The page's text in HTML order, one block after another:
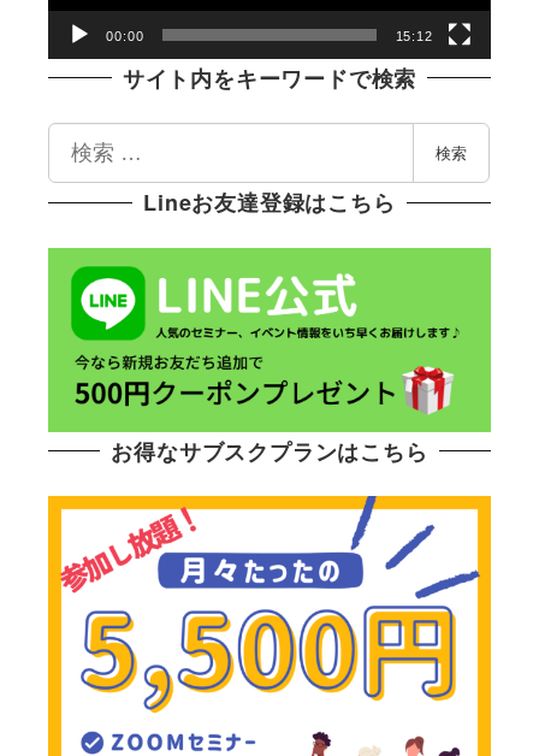
00:00 15:12
サイト内をキーワードで検索
索
検索
Lineお友達登録はこちら
お得なサブスクプランはこちら